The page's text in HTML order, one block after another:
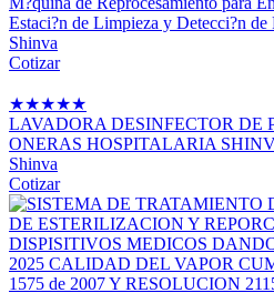
Estaci?n de Limpieza y Detecci?n de
Shinva
Cotizar
★★★★★
LAVADORA DESINFECTOR DE
ONERAS HOSPITALARIA
Shinva
Cotizar